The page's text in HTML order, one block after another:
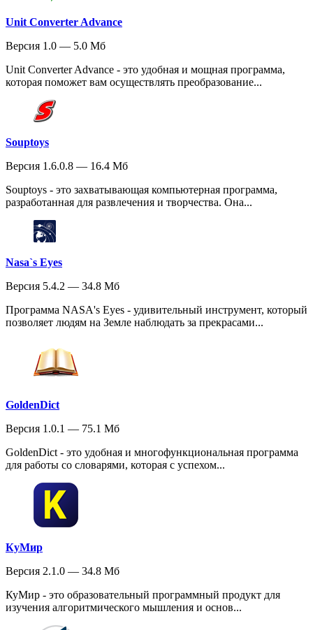
Unit Converter Advance
Версия 1.0 — 5.0 Мб
Unit Converter Advance - это удобная и мощная программа,
которая поможет вам осуществлять преобразование...
Souptoys
Версия 1.6.0.8 — 16.4 Мб
Souptoys - это захватывающая компьютерная программа,
разработанная для развлечения и творчества. Она...
Nasa`s Eyes
Версия 5.4.2 — 34.8 Мб
Программа NASA's Eyes - удивительный инструмент, который
позволяет людям на Земле наблюдать за прекрасами...
GoldenDict
Версия 1.0.1 — 75.1 Мб
GoldenDict - это удобная и многофункциональная программа
для работы со словарями, которая с успехом...
КуМир
Версия 2.1.0 — 34.8 Мб
КуМир - это образовательный программный продукт для
изучения алгоритмического мышления и основ...